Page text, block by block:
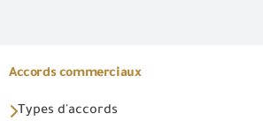
Accords commerciaux
Types d'accords